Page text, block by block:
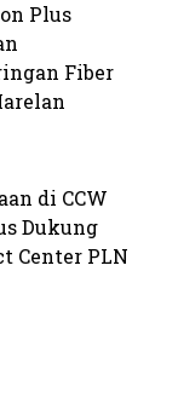
Plus
Fiber
di CCW
Dukung
Center PLN